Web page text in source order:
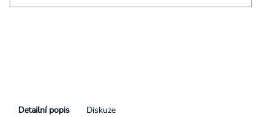
Detailní popis Diskuze